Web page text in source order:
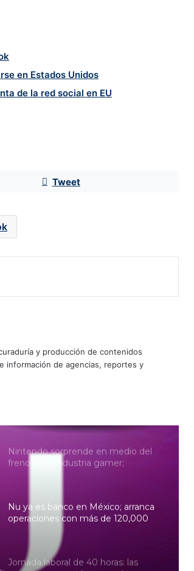
en Estados Unidos
de la red social en EU
Tweet
y producción de contenidos
información de agencias, reportes y
inmediatas desde España a México
Esta es la nueva oportunidad para
EU, Claudia Sheinbaum reforzará
científico plantea evaluar
explotación en cuatro cuencas y
Sheinbaum
Nintendo sorprende en medio del
freno de la industria gamer;
Nu ya es banco en México; arranca
operaciones con más de 120,000
Jornada laboral de 40 horas: las